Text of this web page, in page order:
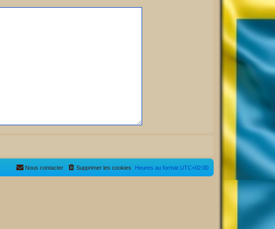
Heures au format UTC+02:00
Supprimer les cookies
Nous contacter